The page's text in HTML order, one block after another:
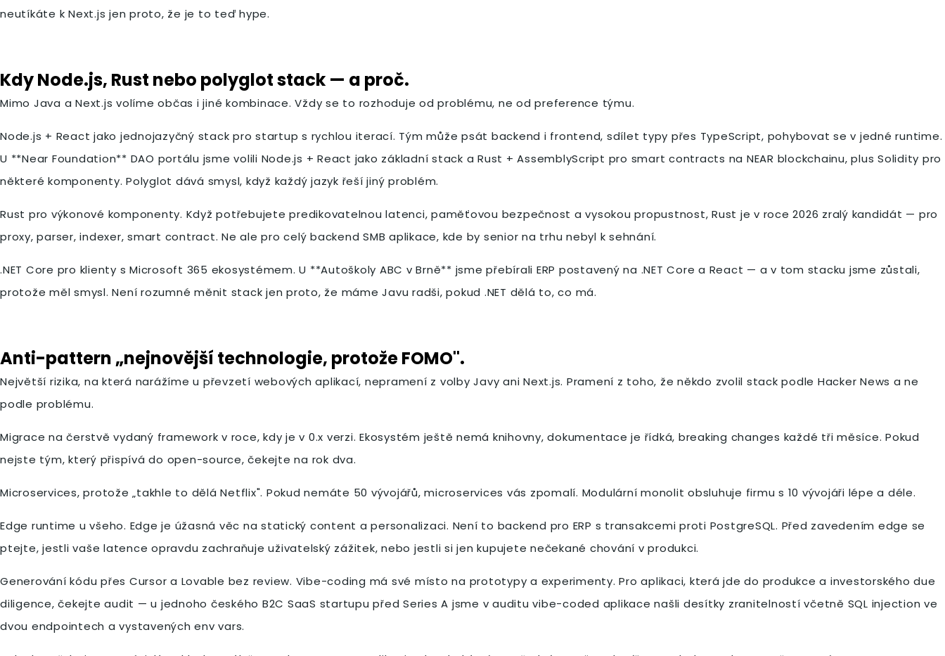
neutíkáte k Next.js jen proto, že je to teď hype.
Kdy Node.js, Rust nebo polyglot stack — a proč.
Mimo Java a Next.js volíme občas i jiné kombinace. Vždy se to rozhoduje od problému, ne od preference týmu.
Node.js + React jako jednojazyčný stack pro startup s rychlou iterací. Tým může psát backend i frontend, sdílet typy přes TypeScript, pohybovat se v jedné runtime.
U **Near Foundation** DAO portálu jsme volili Node.js + React jako základní stack a Rust + AssemblyScript pro smart contracts na NEAR blockchainu, plus Solidity pro
některé komponenty. Polyglot dává smysl, když každý jazyk řeší jiný problém.
Rust pro výkonové komponenty. Když potřebujete predikovatelnou latenci, paměťovou bezpečnost a vysokou propustnost, Rust je v roce 2026 zralý kandidát — pro
proxy, parser, indexer, smart contract. Ne ale pro celý backend SMB aplikace, kde by senior na trhu nebyl k sehnání.
.NET Core pro klienty s Microsoft 365 ekosystémem. U **Autoškoly ABC v Brně** jsme přebírali ERP postavený na .NET Core a React — a v tom stacku jsme zůstali,
protože měl smysl. Není rozumné měnit stack jen proto, že máme Javu radši, pokud .NET dělá to, co má.
Anti-pattern „nejnovější technologie, protože FOMO".
Největší rizika, na která narážíme u převzetí webových aplikací, nepramení z volby Javy ani Next.js. Pramení z toho, že někdo zvolil stack podle Hacker News a ne
podle problému.
Migrace na čerstvě vydaný framework v roce, kdy je v 0.x verzi. Ekosystém ještě nemá knihovny, dokumentace je řídká, breaking changes každé tři měsíce. Pokud
nejste tým, který přispívá do open-source, čekejte na rok dva.
Microservices, protože „takhle to dělá Netflix". Pokud nemáte 50 vývojářů, microservices vás zpomalí. Modulární monolit obsluhuje firmu s 10 vývojáři lépe a déle.
Edge runtime u všeho. Edge je úžasná věc na statický content a personalizaci. Není to backend pro ERP s transakcemi proti PostgreSQL. Před zavedením edge se
ptejte, jestli vaše latence opravdu zachraňuje uživatelský zážitek, nebo jestli si jen kupujete nečekané chování v produkci.
Generování kódu přes Cursor a Lovable bez review. Vibe-coding má své místo na prototypy a experimenty. Pro aplikaci, která jde do produkce a investorského due
diligence, čekejte audit — u jednoho českého B2C SaaS startupu před Series A jsme v auditu vibe-coded aplikace našli desítky zranitelností včetně SQL injection ve
dvou endpointech a vystavených env vars.